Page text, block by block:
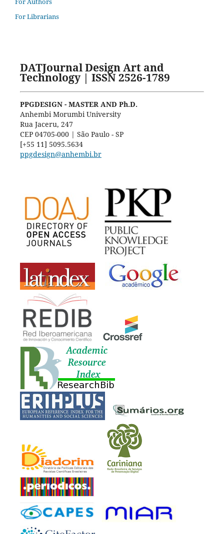
For Librarians
DATJournal Design Art and
Technology | ISSN 2526-1789
PPGDESIGN - MASTER AND Ph.D.
Anhembi Morumbi University
Rua Jaceru, 247
CEP 04705-000 | São Paulo - SP
[+55 11] 5095.5634
ppgdesign@anhembi.br